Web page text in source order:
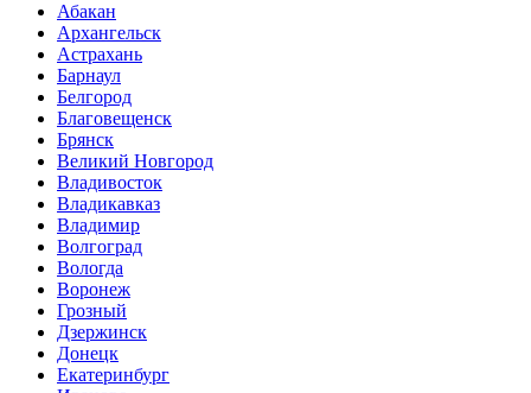
Абакан
Архангельск
Астрахань
Барнаул
Белгород
Благовещенск
Брянск
Великий Новгород
Владивосток
Владикавказ
Владимир
Волгоград
Вологда
Воронеж
Грозный
Дзержинск
Донецк
Екатеринбург